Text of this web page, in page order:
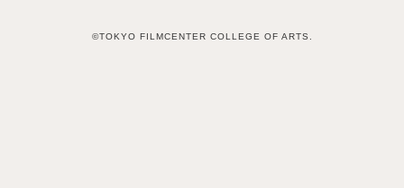
©TOKYO FILMCENTER COLLEGE OF ARTS.